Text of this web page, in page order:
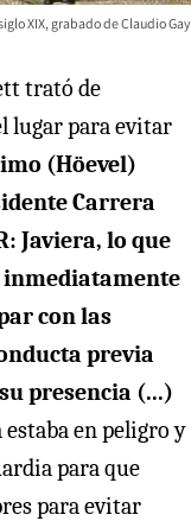
XIX, grabado de Claudio Gay
trató de
lugar para evitar
(Höevel)
Carrera
Javiera, lo que
inmediatamente
con las
previa
presencia (...)
estaba en peligro y
para que
para evitar